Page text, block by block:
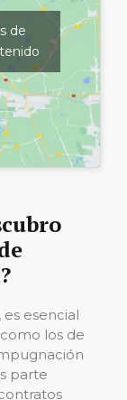
de
esencial
los de
parte